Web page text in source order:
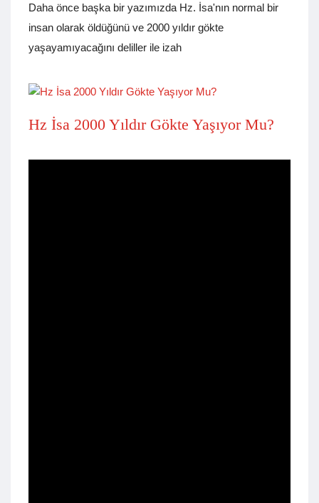
Daha önce başka bir yazımızda Hz. İsa'nın normal bir
insan olarak öldüğünü ve 2000 yıldır gökte
yaşayamıyacağını deliller ile izah
Hz İsa 2000 Yıldır Gökte Yaşıyor Mu?